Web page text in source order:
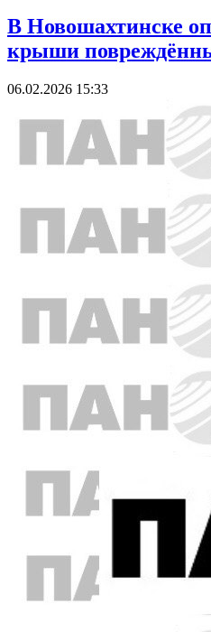
В Новошахтинске
крыши
06.02.2026 15:33